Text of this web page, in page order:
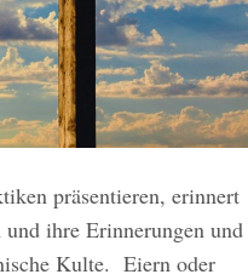
präsentieren, erinnert
ihre Erinnerungen und
Kulte. Eiern oder